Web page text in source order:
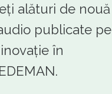
alături de nouă
publicate pe
în